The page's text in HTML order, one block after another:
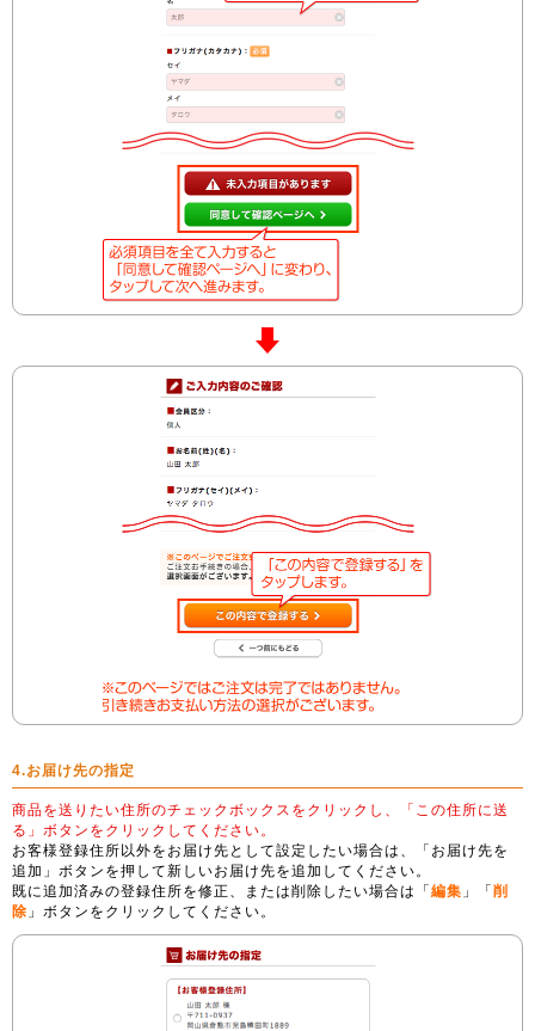
4.お届け先の指定
商品を送りたい住所のチェックボックスをクリックし、「この住所に送
る」ボタンをクリックしてください。
お客様登録住所以外をお届け先として設定したい場合は、「お届け先を
追加」ボタンを押して新しいお届け先を追加してください。
既に追加済みの登録住所を修正、または削除したい場合は「編集 」「削
除 」ボタンをクリックしてください。